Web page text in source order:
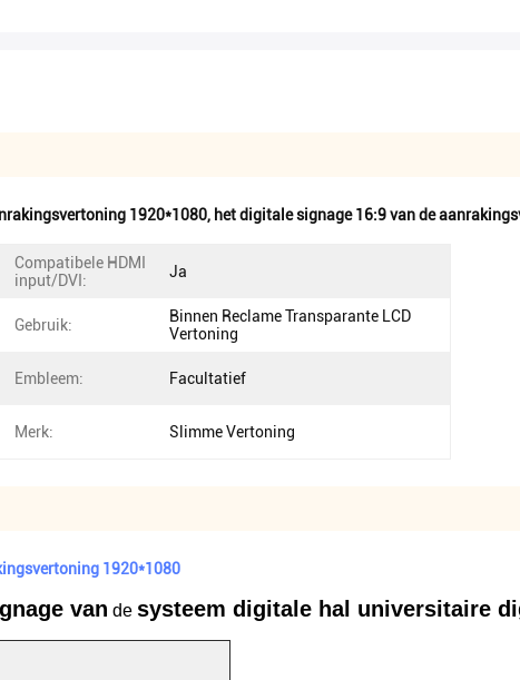
1920*1080, het digitale signage 16:9 van de
Compatibele HDMI
input/DVI:
Ja
Gebruik:
Binnen Reclame Transparante LCD
Vertoning
Embleem: Facultatief
Merk: Slimme Vertoning
1920*1080
van de systeem digitale hal universitaire